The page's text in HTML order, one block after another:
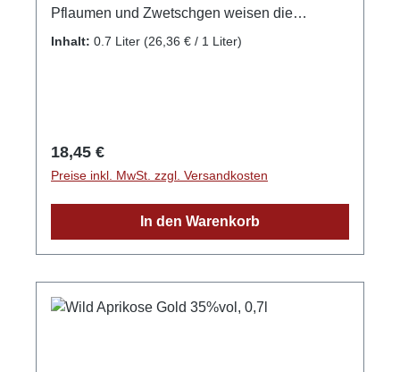
Pflaumen und Zwetschgen weisen die
Mirabellen das edelste Aroma auf. Ganz
würden sich sofort bemerkbar machen - bei
diesem Mirabellen-Obstbrand genießen
Sie garantiert hochwertig badische Qualität.
GPSR-Informationen HerstellerFirma: WILD
info@wild-brennerei.deWeitere Informationen:
Inhalt: 0.7 Liter (26,36 € / 1 Liter)
Regulärer Preis:
18,45 €
Preise inkl. MwSt. zzgl. Versandkosten
In den Warenkorb